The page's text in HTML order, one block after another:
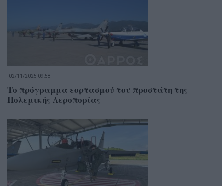
02/11/2025 09:58
Το πρόγραμμα εορτασμού του προστάτη της
Πολεμικής Αεροπορίας